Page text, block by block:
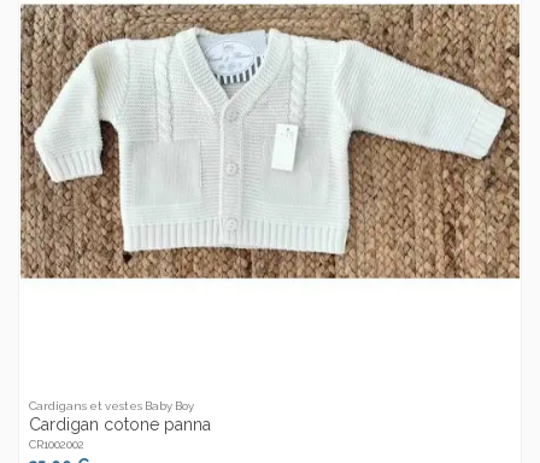
Cardigans et vestes Baby Boy
Cardigan cotone panna
CR1002002